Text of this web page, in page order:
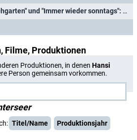
"ZDF-Fernsehgarten" und "Immer wieder sonntags": Diese Gäste sind am 30. Juni 2024 dabei
Filme, Produktionen
Produktionen, in denen Hansi
Person gemeinsam vorkommen.
Titel/Name
Produktionsjahr